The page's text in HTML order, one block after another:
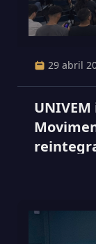
29 abril